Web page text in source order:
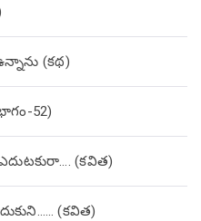
(క‌థ‌)
52)
(కవిత)
(కవిత)